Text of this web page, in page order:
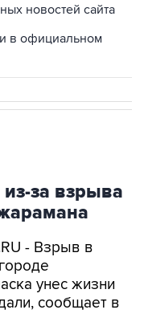
новостей сайта
в официальном
за взрыва
- Взрыв в
унес жизни
сообщает в